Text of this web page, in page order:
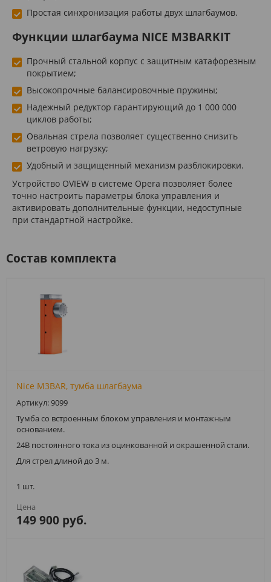
Простая синхронизация работы двух шлагбаумов.
Функции шлагбаума NICE M3BARKIT
Прочный стальной корпус с защитным катафорезным
покрытием;
Высокопрочные балансировочные пружины;
Надежный редуктор гарантирующий до 1 000 000
циклов работы;
Овальная стрела позволяет существенно снизить
ветровую нагрузку;
Удобный и защищенный механизм разблокировки.
Устройство OVIEW в системе Opera позволяет более
точно настроить параметры блока управления и
активировать дополнительные функции, недоступные
при стандартной настройке.
Состав комплекта
Nice M3BAR, тумба шлагбаума
Артикул: 9099
Тумба со встроенным блоком управления и монтажным
основанием.
24В постоянного тока из оцинкованной и окрашенной стали.
Для стрел длиной до 3 м.
1 шт.
149 900 руб.